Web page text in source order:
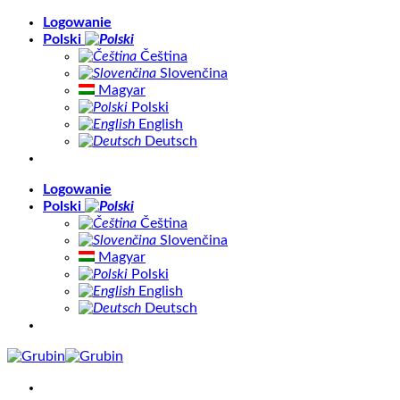
Skip
Logowanie
Polski
Čeština
Slovenčina
Magyar
Polski
English
Deutsch
Logowanie
Polski
Čeština
Slovenčina
Magyar
Polski
English
Deutsch